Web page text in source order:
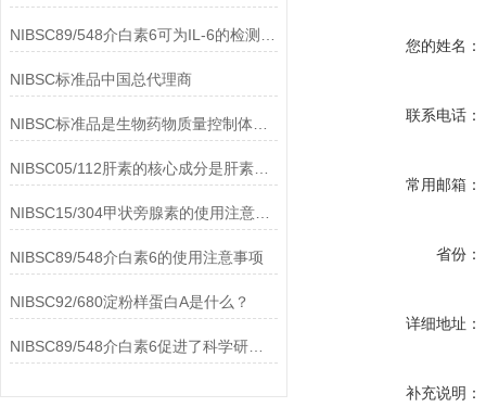
NIBSC标准品中国总代理商
NIBSC标准品是生物药物质量控制体系中的基础工具
NIBSC05/112肝素的核心成分是肝素钠(Heparin Sodium)
NIBSC15/304甲状旁腺素的使用注意事项
NIBSC89/548介白素6的使用注意事项
NIBSC92/680淀粉样蛋白A是什么？
NIBSC89/548介白素6促进了科学研究的进步
您的姓名：
联系电话：
常用邮箱：
省份：
详细地址：
补充说明：